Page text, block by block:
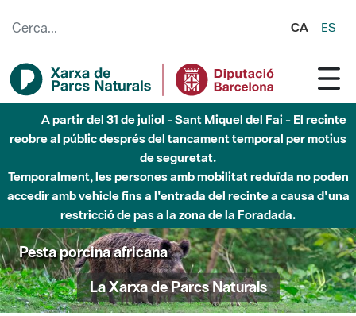
CA ES
A partir del 31 de juliol - Sant Miquel del Fai - El recinte
reobre al públic després del tancament temporal per motius
de seguretat.
Temporalment, les persones amb mobilitat reduïda no poden
accedir amb vehicle fins a l'entrada del recinte a causa d'una
restricció de pas a la zona de la Foradada.
Pesta porcina africana
La Xarxa de Parcs Naturals